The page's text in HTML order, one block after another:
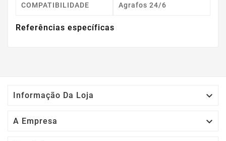
COMPATIBILIDADE Agrafos 24/6
Referências específicas
Informação Da Loja 
A Empresa 